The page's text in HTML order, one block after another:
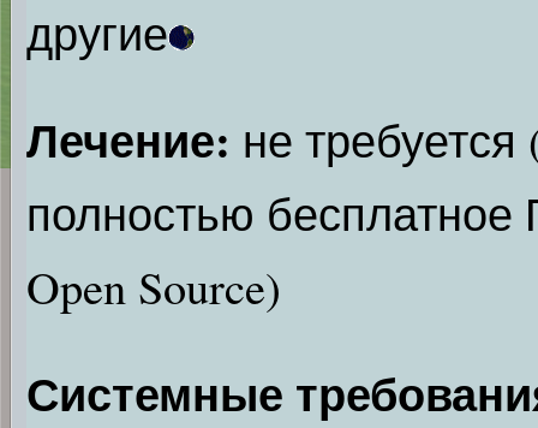
другие
Лечение: не требуется
полностью
Open Source)
Системные